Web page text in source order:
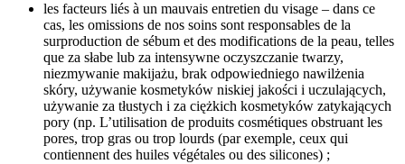
les facteurs liés à un mauvais entretien du visage – dans ce
cas, les omissions de nos soins sont responsables de la
surproduction de sébum et des modifications de la peau, telles
que za słabe lub za intensywne oczyszczanie twarzy,
niezmywanie makijażu, brak odpowiedniego nawilżenia
skóry, używanie kosmetyków niskiej jakości i uczulających,
używanie za tłustych i za ciężkich kosmetyków zatykających
pory (np. L’utilisation de produits cosmétiques obstruant les
pores, trop gras ou trop lourds (par exemple, ceux qui
contiennent des huiles végétales ou des silicones) ;